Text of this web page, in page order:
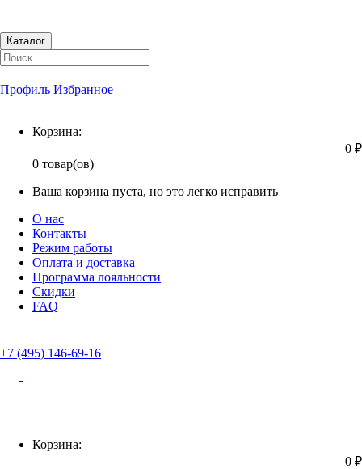
Каталог
Профиль Избранное
Корзина:
0 ₽
0 товар(ов)
Ваша корзина пуста, но это легко исправить
О нас
Контакты
Режим работы
Оплата и доставка
Программа лояльности
Скидки
FAQ
+7 (495) 146-69-16
Корзина:
0 ₽